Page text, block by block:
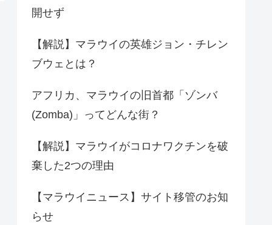
開せず
【解説】マラウイの英雄ジョン・チレン
ブウェとは？
アフリカ、マラウイの旧首都「ゾンバ
(Zomba)」ってどんな街？
【解説】マラウイがコロナワクチンを破
棄した2つの理由
【マラウイニュース】サイト移管のお知
らせ